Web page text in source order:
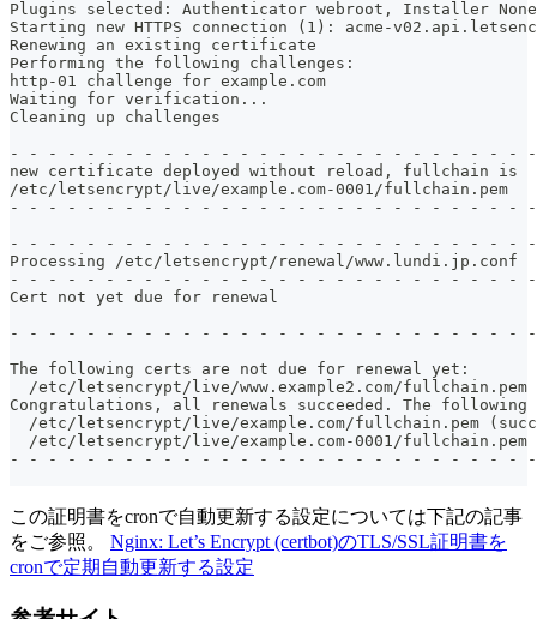
Plugins selected: Authenticator webroot, Installer None
Starting new HTTPS connection (1): acme-
Renewing an existing certificate
Performing the following challenges:
http-01 challenge for example.com
Waiting for verification...
Cleaning up challenges
- - - - - - - - - - - - - - - - - - - - - - - - - - -
new certificate deployed without reload, fullchain is
/etc/letsencrypt/live/example.com-0001/fullchain.pem
- - - - - - - - - - - - - - - - - - - - - - - - - - -
- - - - - - - - - - - - - - - - - - - - - - - - - - -
Processing /etc/letsencrypt/renewal/www.lundi.jp.conf
- - - - - - - - - - - - - - - - - - - - - - - - - - -
Cert not yet due for renewal
- - - - - - - - - - - - - - - - - - - - - - - - - - -
The following certs are not due for renewal yet:
/etc/letsencrypt/live/www.example2.com/
Congratulations, all renewals succeeded. The following
/etc/letsencrypt/live/example.com/fullchain.pem
/etc/letsencrypt/live/example.com-0001/fullchain.pem
- - - - - - - - - - - - - - - - - - - - - - - - - - -
この証明書をcronで自動更新する設定については下記の記事
をご参照。 Nginx: Let’s Encrypt (certbot)のTLS/SSL証明書を
cronで定期自動更新する設定